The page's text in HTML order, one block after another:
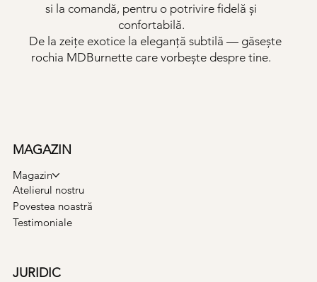
si la comandă, pentru o potrivire fidelă și
confortabilă.
De la zeițe exotice la eleganță subtilă — găsește
rochia MDBurnette care vorbește despre tine.
MAGAZIN
Magazin
Atelierul nostru
Povestea noastră
Testimoniale
JURIDIC